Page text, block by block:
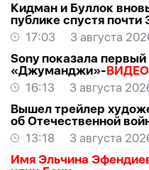
Кидман и Буллок
публике спустя почти
17:03
3 августа
Sony показала
«Джуманджи»-ВИДЕО
16:13
3 августа
Вышел трейлер
об Отечественной
13:18
3 августа
Имя Эльчина